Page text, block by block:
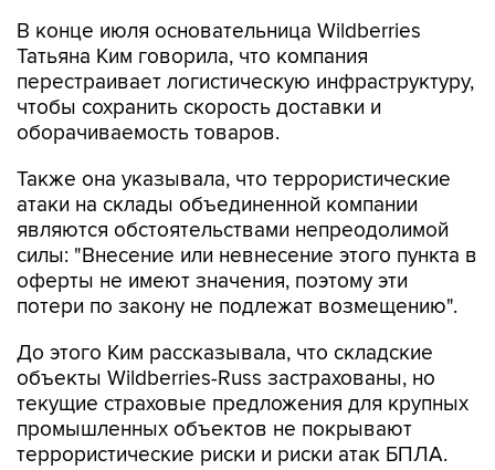
В конце июля основательница Wildberries
Татьяна Ким говорила, что компания
перестраивает логистическую инфраструктуру,
чтобы сохранить скорость доставки и
оборачиваемость товаров.
Также она указывала, что террористические
атаки на склады объединенной компании
являются обстоятельствами непреодолимой
силы: "Внесение или невнесение этого пункта в
оферты не имеют значения, поэтому эти
потери по закону не подлежат возмещению".
До этого Ким рассказывала, что складские
объекты Wildberries-Russ застрахованы, но
текущие страховые предложения для крупных
промышленных объектов не покрывают
террористические риски и риски атак БПЛА.